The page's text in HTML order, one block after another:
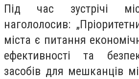
Під час зустрічі
нагололосив:
міста є питання
ефективності та
засобів для мешканців